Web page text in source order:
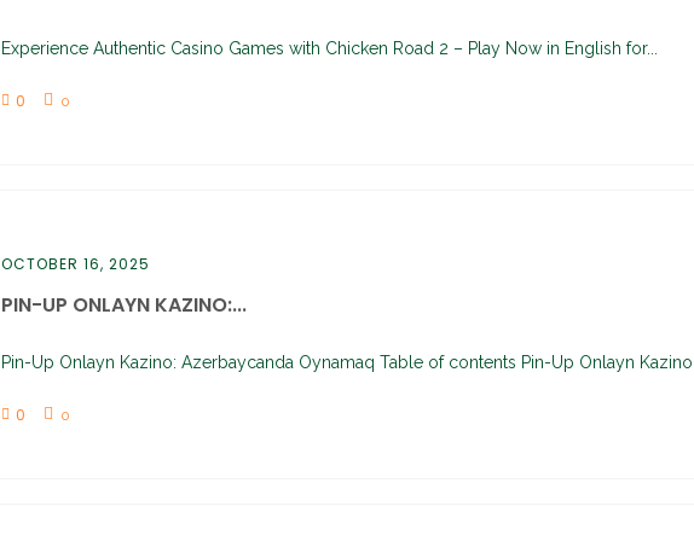
Experience Authentic Casino Games with Chicken Road 2 – Play Now in English for...
0 0
OCTOBER 16, 2025
PIN-UP ONLAYN KAZINO:...
Pin-Up Onlayn Kazino: Azerbaycanda Oynamaq Table of contents Pin-Up Onlayn
0 0